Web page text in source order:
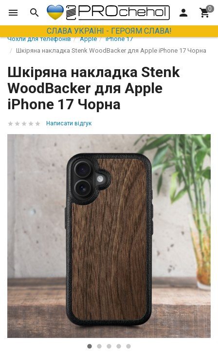
СЛАВА УКРАЇНІ - ГЕРОЯМ СЛАВА!
Чохли для телефонів Apple
iPhone 17
Шкіряна накладка Stenk WoodBacker для Apple iPhone 17 Чорна
Шкіряна накладка Stenk
WoodBacker для Apple
iPhone 17 Чорна
Написати відгук